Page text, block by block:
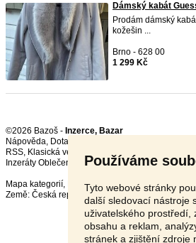
Používáme
Tyto webové stránky
další sledovací nástroje
uživatelského prostředí,
obsahu a reklam,
stránek a zjištění zdroje
Dámský kabát
Prodám dámský
kožešin ...
Brno - 628 00
1 299 Kč
©2026 Bazoš - Inzerce, Bazar
Nápověda, Dotazy
RSS,
Inzeráty Oblečení celkem:90669, za 24 hodin:
Mapa kategorií,
Nejvyhledávanější výrazy
Země: Česká republika ,Slovensko Polsko ,